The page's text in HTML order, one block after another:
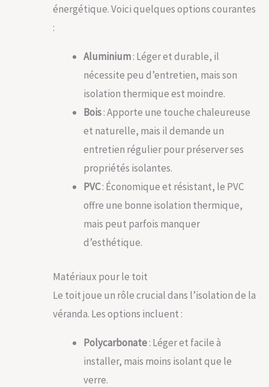
énergétique. Voici quelques options courantes
:
Aluminium: Léger et durable, il
nécessite peu d’entretien, mais son
isolation thermique est moindre.
Bois: Apporte une touche chaleureuse
et naturelle, mais il demande un
entretien régulier pour préserver ses
propriétés isolantes.
PVC: Économique et résistant, le PVC
offre une bonne isolation thermique,
mais peut parfois manquer
d’esthétique.
Matériaux pour le toit
Le toit joue un rôle crucial dans l’isolation de la
véranda. Les options incluent :
Polycarbonate: Léger et facile à
installer, mais moins isolant que le
verre.